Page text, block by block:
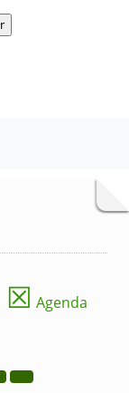
☒ Agenda